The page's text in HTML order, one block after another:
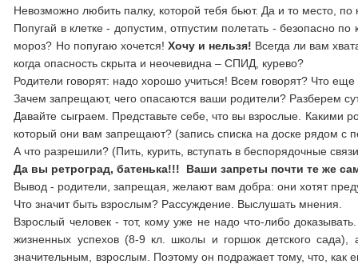
Невозможно любить палку, которой тебя бьют. Да и то место,
Попугай в клетке - допустим, отпустим полетать - безопасно
мороз? Но попугаю хочется! Хочу и нельзя! Всегда ли вам
когда опасность скрыта и неочевидна – СПИД, курево?
Родители говорят: надо хорошо учиться! Всем говорят? Что
Зачем запрещают, чего опасаются ваши родители? Разберем
Давайте сыграем. Представьте себе, что вы взрослые. Какими
который они вам запрещают? (запись списка на доске рядом с
А что разрешили? (Пить, курить, вступать в беспорядочные
Да вы ретроград, батенька!!! Ваши запреты почти те же
Вывод - родители, запрещая, желают вам добра: они хотят
Что значит быть взрослым? Рассуждение. Выслушать мнения.
Взрослый человек - тот, кому уже не надо что-либо
жизненных успехов (8-9 кл. школы и горшок детского
значительным, взрослым. Поэтому он подражает тому, что, как